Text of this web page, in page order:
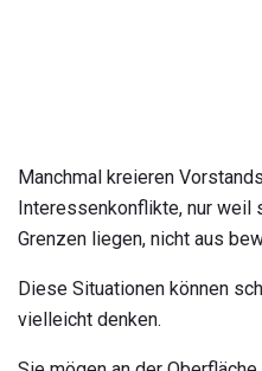
Manchmal kreieren
Interessenkonflikte, nur weil
Grenzen liegen, nicht aus
Diese Situationen können
vielleicht denken.